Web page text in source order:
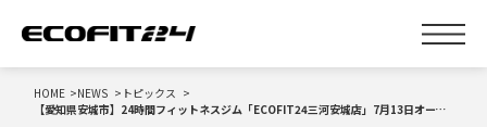
HOME NEWS
トピックス
【愛知県安城市】24時間フィットネスジム「ECOFIT24三河安城店」7月13日オープン｜全国61店舗目に拡大